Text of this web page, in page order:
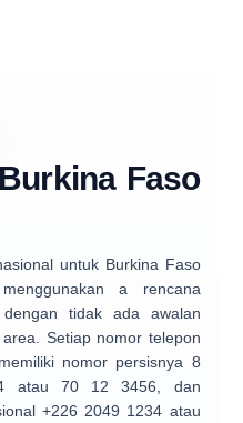
Faso
untuk Burkina Faso
a rencana
tidak ada awalan
. Setiap nomor telepon
nomor persisnya 8
atau 70 12 3456 , dan
+226 2049 1234 atau